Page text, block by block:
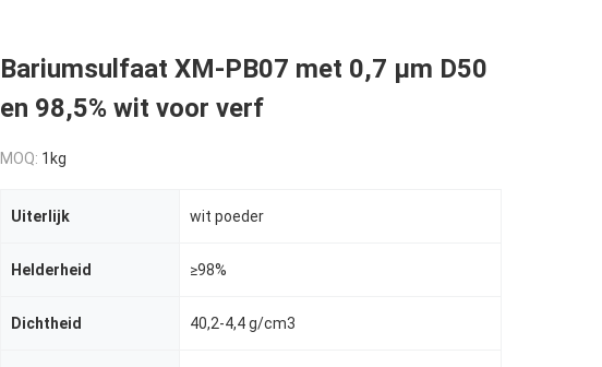
Bariumsulfaat XM-PB07 met 0,7 μm D50
en 98,5% wit voor verf
MOQ: 1kg
Uiterlijk wit poeder
Helderheid ≥98%
Dichtheid 40,2-4,4 g/cm3